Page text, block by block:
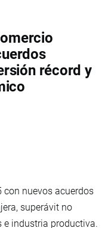
récord y
con nuevos acuerdos
superávit no
e industria productiva.